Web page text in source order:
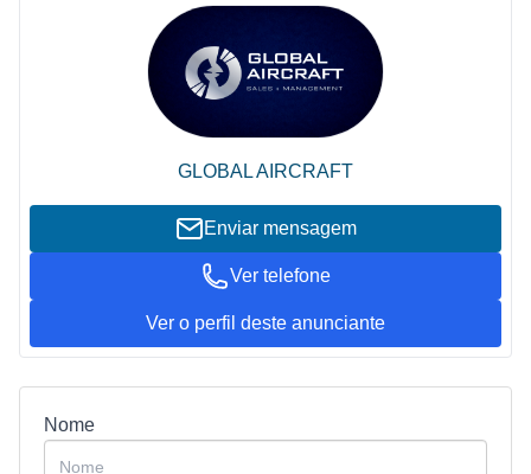
GLOBAL AIRCRAFT
Enviar mensagem
Ver telefone
Ver o perfil deste anunciante
Nome